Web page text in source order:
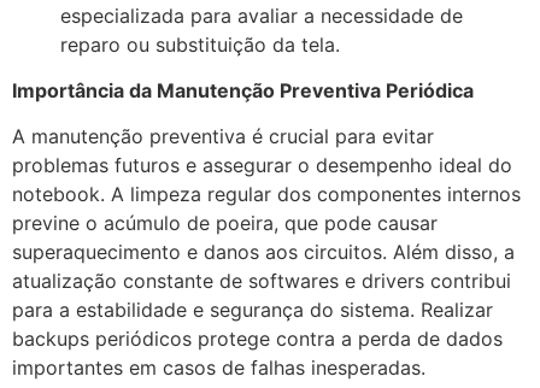
especializada para avaliar a necessidade de
reparo ou substituição da tela.
Importância da Manutenção Preventiva Periódica
A manutenção preventiva é crucial para evitar
problemas futuros e assegurar o desempenho ideal do
notebook. A limpeza regular dos componentes internos
previne o acúmulo de poeira, que pode causar
superaquecimento e danos aos circuitos. Além disso, a
atualização constante de softwares e drivers contribui
para a estabilidade e segurança do sistema. Realizar
backups periódicos protege contra a perda de dados
importantes em casos de falhas inesperadas.